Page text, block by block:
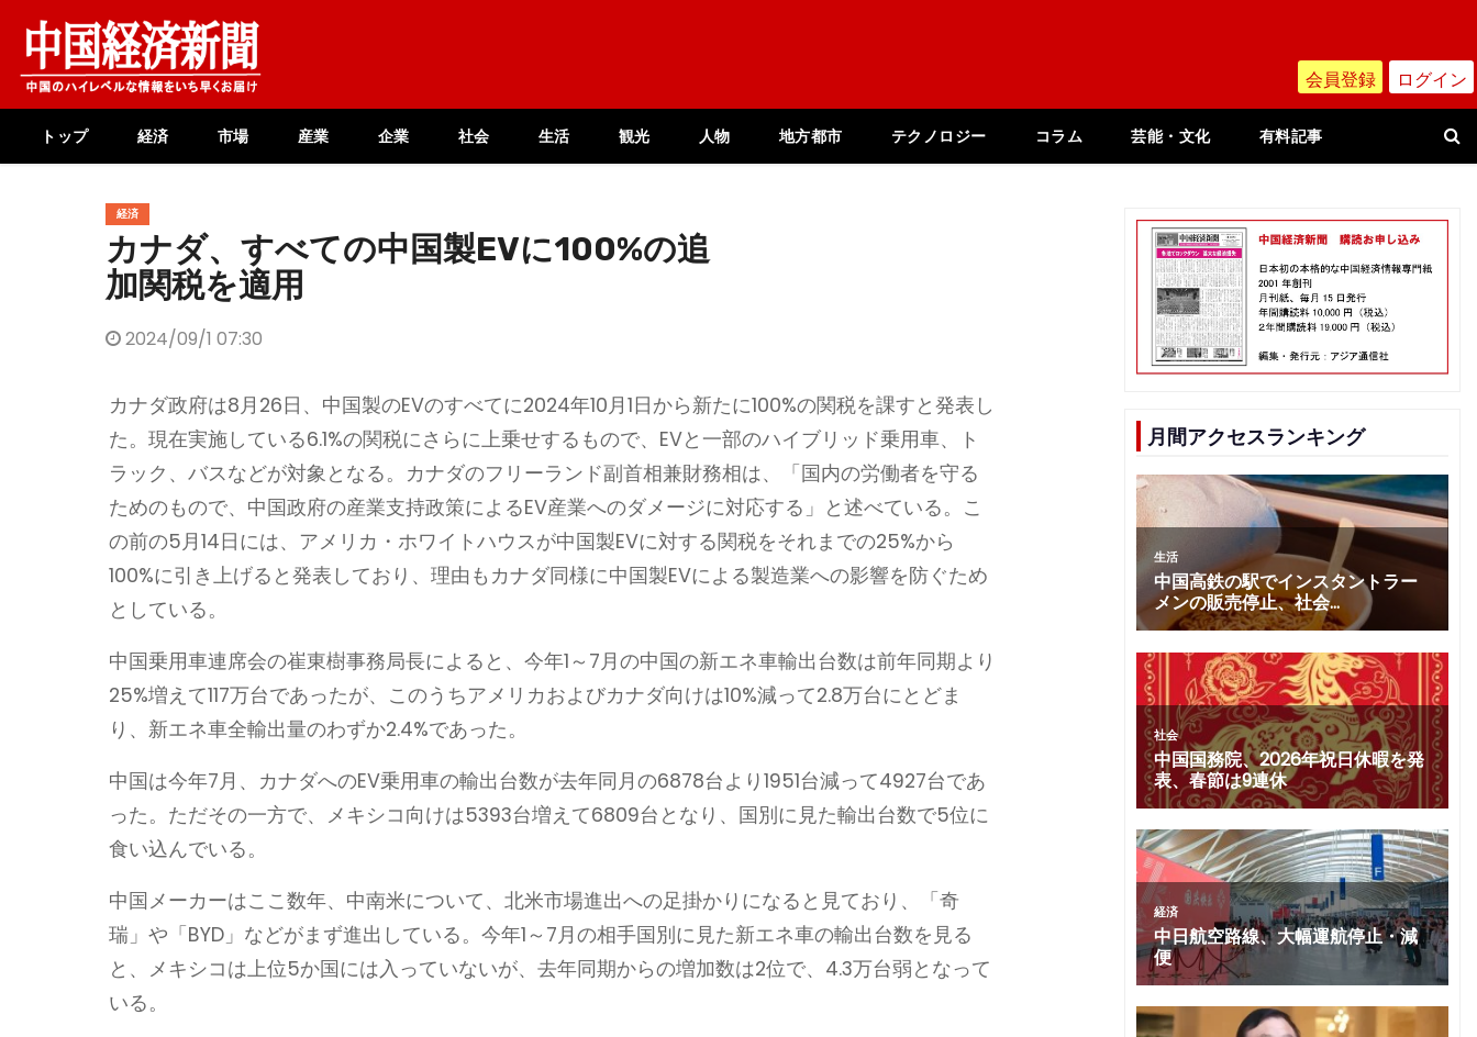
content
会員登録 ログイン
トップ 経済 市場 産業 企業 社会 生活 観光 人物 地方都市 テクノロジー コラム 芸能・文化 有料記事
経済
カナダ、すべての中国製EVに100%の追
加関税を適用
2024/09/1 07:30
カナダ政府は8月26日、中国製のEVのすべてに2024年10月1日から新たに100%の関税を課すと発表し
た。現在実施している6.1%の関税にさらに上乗せするもので、EVと一部のハイブリッド乗用車、ト
ラック、バスなどが対象となる。カナダのフリーランド副首相兼財務相は、「国内の労働者を守る
ためのもので、中国政府の産業支持政策によるEV産業へのダメージに対応する」と述べている。こ
の前の5月14日には、アメリカ・ホワイトハウスが中国製EVに対する関税をそれまでの25%から
100%に引き上げると発表しており、理由もカナダ同様に中国製EVによる製造業への影響を防ぐため
としている。
中国乗用車連席会の崔東樹事務局長によると、今年1～7月の中国の新エネ車輸出台数は前年同期より
25%増えて117万台であったが、このうちアメリカおよびカナダ向けは10%減って2.8万台にとどま
り、新エネ車全輸出量のわずか2.4%であった。
中国は今年7月、カナダへのEV乗用車の輸出台数が去年同月の6878台より1951台減って4927台であ
った。ただその一方で、メキシコ向けは5393台増えて6809台となり、国別に見た輸出台数で5位に
食い込んでいる。
中国メーカーはここ数年、中南米について、北米市場進出への足掛かりになると見ており、「奇
瑞」や「BYD」などがまず進出している。今年1～7月の相手国別に見た新エネ車の輸出台数を見る
と、メキシコは上位5か国には入っていないが、去年同期からの増加数は2位で、4.3万台弱となって
いる。
月間アクセスランキング